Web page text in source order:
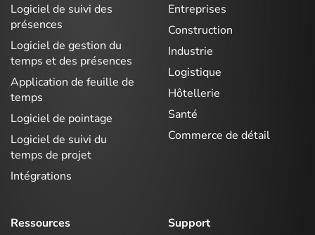
Logiciel de suivi des
présences
Logiciel de gestion du
temps et des présences
Application de feuille de
temps
Logiciel de pointage
Logiciel de suivi du
temps de projet
Intégrations
Entreprises
Construction
Industrie
Logistique
Hôtellerie
Santé
Commerce de détail
Ressources
Support